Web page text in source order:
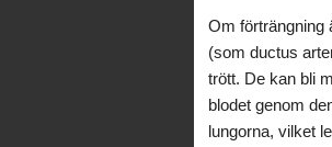
Om förträngning
(som ductus
trött. De kan bli
blodet genom
lungorna, vilket